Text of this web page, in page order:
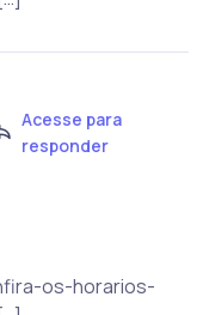
Acesse para
responder
os-horarios-